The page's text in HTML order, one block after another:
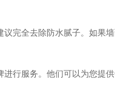
完全去除防水腻子。如果
行服务。他们可以为您提